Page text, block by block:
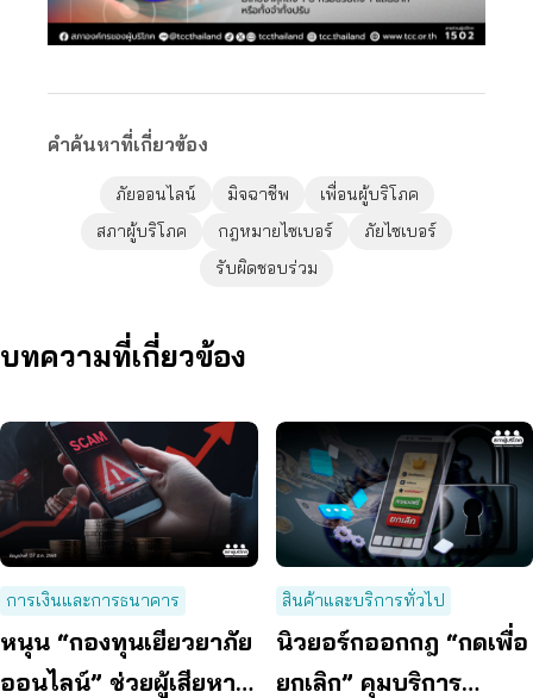
คำค้นหาที่เกี่ยวข้อง
ภัยออนไลน์ มิจฉาชีพ
เพื่อนผู้บริโภค
สภาผู้บริโภค
กฎหมายไซเบอร์
ภัยไซเบอร์
รับผิดชอบร่วม
บทความที่เกี่ยวข้อง
การเงินและการธนาคาร
หนุน “กองทุนเยียวยาภัย
ออนไลน์” ช่วยผู้เสียหาย
สินค้าและบริการทั่วไป
นิวยอร์กออกกฎ “กดเพื่อ
ยกเลิก” คุมบริการ